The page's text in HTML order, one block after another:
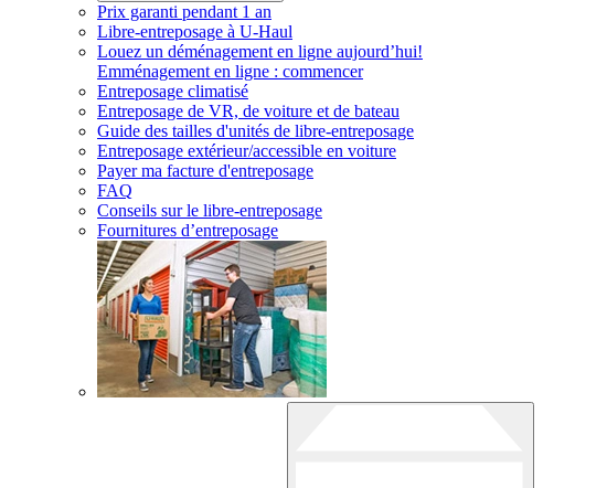
Prix garanti pendant 1 an
Libre-entreposage à U-Haul
Louez un déménagement en ligne aujourd’hui!
Emménagement en ligne : commencer
Entreposage climatisé
Entreposage de VR, de voiture et de bateau
Guide des tailles d'unités de libre-entreposage
Entreposage extérieur/accessible en voiture
Payer ma facture d'entreposage
FAQ
Conseils sur le libre-entreposage
Fournitures d’entreposage